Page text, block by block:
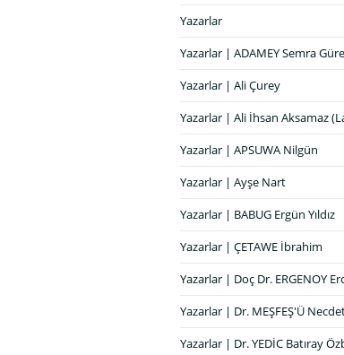
Yazarlar
Yazarlar | ADAMEY Semra
Yazarlar | Ali Çurey
Yazarlar | Ali İhsan Aksamaz
Yazarlar | APSUWA Nilgün
Yazarlar | Ayşe Nart
Yazarlar | BABUG Ergün Yıldız
Yazarlar | ÇETAWE İbrahim
Yazarlar | Doç Dr. ERGENOY
Yazarlar | Dr. MEŞFEŞ'Ü
Yazarlar | Dr. YEDİC Batıray